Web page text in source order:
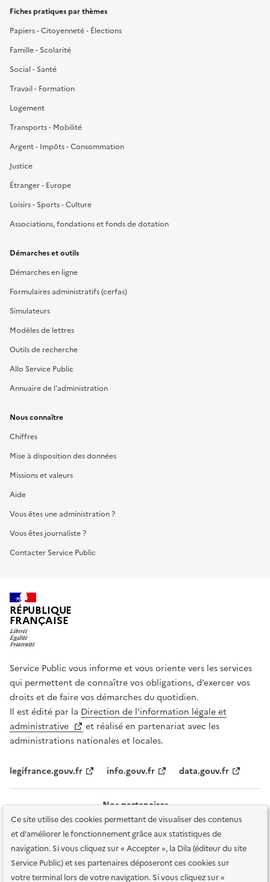
Ce site utilise des cookies permettant de visualiser des contenus
et d'améliorer le fonctionnement grâce aux statistiques de
navigation. Si vous cliquez sur « Accepter », la Dila (éditeur du site
Service Public) et ses partenaires déposeront ces cookies sur
votre terminal lors de votre navigation. Si vous cliquez sur «
Fiches pratiques par thèmes
Papiers - Citoyenneté - Élections
Famille - Scolarité
Social - Santé
Travail - Formation
Logement
Transports - Mobilité
Argent - Impôts - Consommation
Justice
Étranger - Europe
Loisirs - Sports - Culture
Associations, fondations et fonds de dotation
Démarches et outils
Démarches en ligne
Formulaires administratifs (cerfas)
Simulateurs
Modèles de lettres
Outils de recherche
Allo Service Public
Annuaire de l'administration
Nous connaître
Chiffres
Mise à disposition des données
Missions et valeurs
Aide
Vous êtes une administration ?
Vous êtes journaliste ?
Contacter Service Public
RÉPUBLIQUE
FRANÇAISE
Service Public vous informe et vous oriente vers les services
qui permettent de connaître vos obligations, d’exercer vos
droits et de faire vos démarches du quotidien.
Il est édité par la Direction de l’information légale et
administrative
et réalisé en partenariat avec les
administrations nationales et locales.
legifrance.gouv.fr info.gouv.fr data.gouv.fr
Nos partenaires